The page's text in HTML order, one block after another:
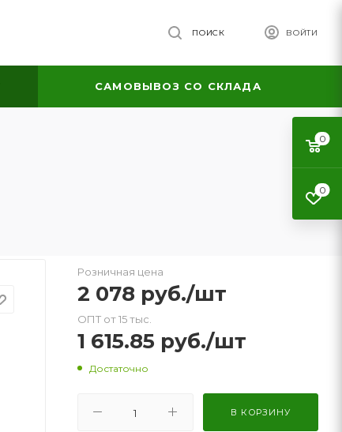
ВОЙТИ
ПОИСК
САМОВЫВОЗ СО СКЛАДА
Розничная цена
2 078 руб./шт
ОПТ от 15 тыс.
1 615.85 руб./шт
Достаточно
В КОРЗИНУ
0
0